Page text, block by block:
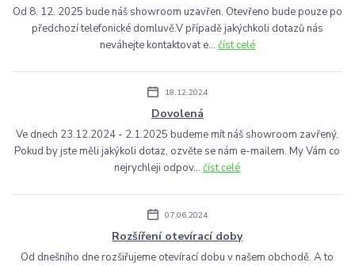
Od 8. 12. 2025 bude náš showroom uzavřen. Otevřeno bude pouze po
předchozí telefonické domluvě.V případě jakýchkoli dotazů nás
neváhejte kontaktovat e... číst celé
18.12.2024
Dovolená
Ve dnech 23.12.2024 - 2.1.2025 budeme mít náš showroom zavřený.
Pokud by jste měli jakýkoli dotaz, ozvěte se nám e-mailem. My Vám co
nejrychleji odpov...číst celé
07.06.2024
Rozšíření otevírací doby
Od dnešního dne rozšiřujeme otevírací dobu v našem obchodě. A to